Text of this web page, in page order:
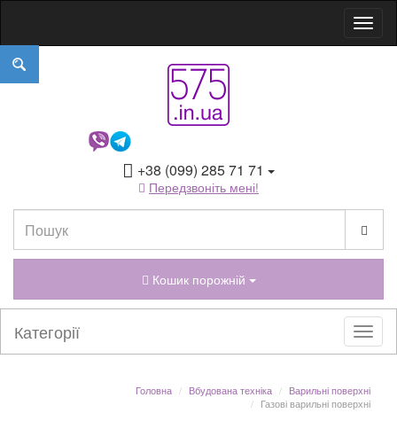
+38 (099) 285 71 71
Передзвоніть мені!
Кошик порожній
Категорії
Головна Вбудована техніка
Варильні поверхні
Газові варильні поверхні